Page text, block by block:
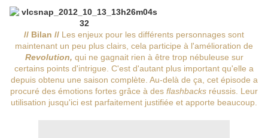
// Bilan // Les enjeux pour les différents personnages sont
maintenant un peu plus clairs, cela participe à l'amélioration de
Revolution, qui ne gagnait rien à être trop nébuleuse sur
certains points d'intrigue. C'est d'autant plus important qu'elle a
depuis obtenu une saison complète. Au-delà de ça, cet épisode a
procuré des émotions fortes grâce à des flashbacks réussis. Leur
utilisation jusqu'ici est parfaitement justifiée et apporte beaucoup.